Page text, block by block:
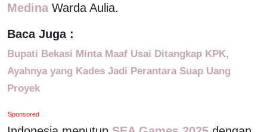
Medina Warda Aulia.
Baca Juga :
Bupati Bekasi Minta Maaf Usai Ditangkap KPK,
Ayahnya yang Kades Jadi Perantara Suap Uang
Proyek
Sponsored